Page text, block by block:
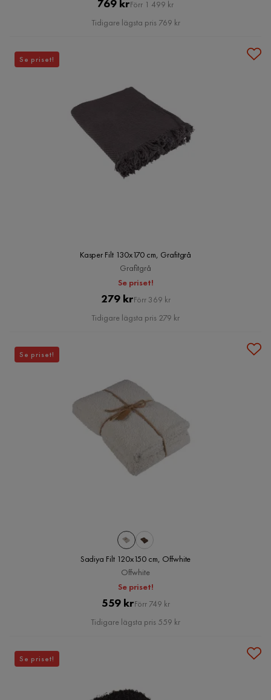
769 kr
Pris
Förr 1 499 kr
Tidigare lägsta pris 769 kr
Kasper Filt 130x170 cm, Grafitgrå
Grafitgrå
Se priset!
Pris
279 krOriginal
Pris
Förr 369 kr
Tidigare lägsta pris 279 kr
Se priset!
Sadiya Filt 120x150 cm, Offwhite
Offwhite
Se priset!
Pris
559 krOriginal
Pris
Förr 749 kr
Tidigare lägsta pris 559 kr
Se priset!
Se priset!